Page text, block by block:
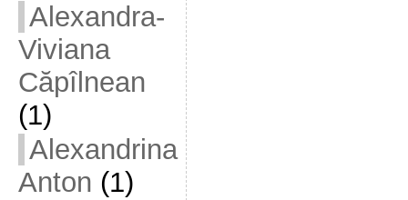
Alexandra-
Viviana
Căpîlnean
(1)
Alexandrina
Anton (1)